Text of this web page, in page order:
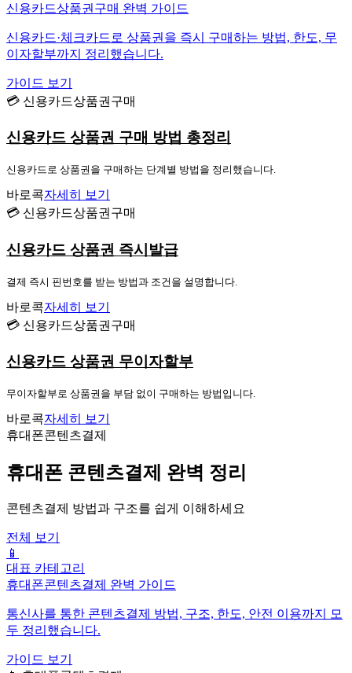
신용카드상품권구매 완벽 가이드
신용카드·체크카드로 상품권을 즉시 구매하는 방법, 한도, 무
이자할부까지 정리했습니다.
가이드 보기
💳 신용카드상품권구매
신용카드 상품권 구매 방법 총정리
신용카드로 상품권을 구매하는 단계별 방법을 정리했습니다.
바로콕자세히 보기
💳 신용카드상품권구매
신용카드 상품권 즉시발급
결제 즉시 핀번호를 받는 방법과 조건을 설명합니다.
바로콕자세히 보기
💳 신용카드상품권구매
신용카드 상품권 무이자할부
무이자할부로 상품권을 부담 없이 구매하는 방법입니다.
바로콕자세히 보기
휴대폰콘텐츠결제
휴대폰 콘텐츠결제 완벽 정리
콘텐츠결제 방법과 구조를 쉽게 이해하세요
전체 보기
📱
대표 카테고리
휴대폰콘텐츠결제 완벽 가이드
통신사를 통한 콘텐츠결제 방법, 구조, 한도, 안전 이용까지 모
두 정리했습니다.
가이드 보기